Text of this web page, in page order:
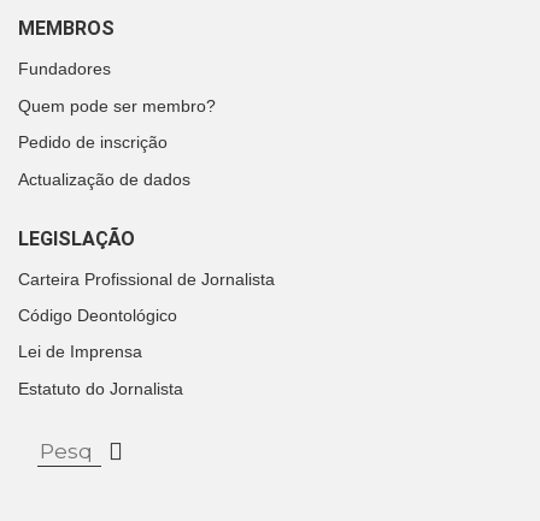
MEMBROS
Fundadores
Quem pode ser membro?
Pedido de inscrição
Actualização de dados
LEGISLAÇÃO
Carteira Profissional de Jornalista
Código Deontológico
Lei de Imprensa
Estatuto do Jornalista